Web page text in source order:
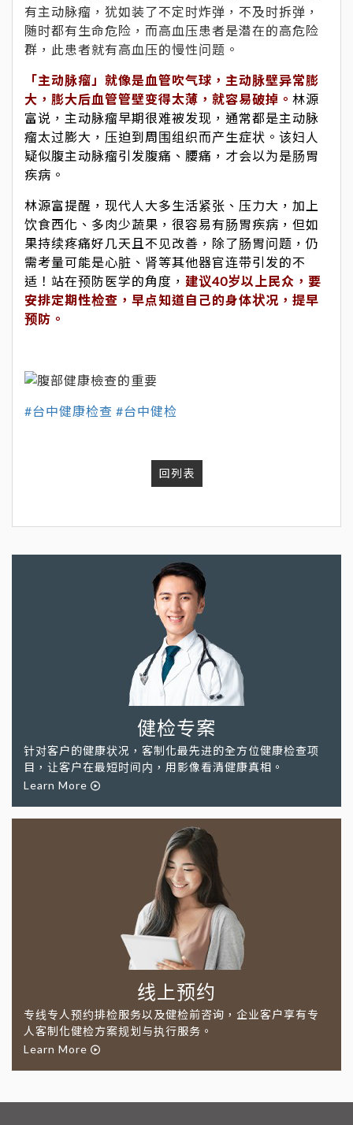
有主动脉瘤，犹如装了不定时炸弹，不及时拆弹，
随时都有生命危险，而高血压患者是潜在的高危险
群，此患者就有高血压的慢性问题。
「主动脉瘤」就像是血管吹气球，主动脉壁异常膨
大，膨大后血管管壁变得太薄，就容易破掉。 林源
富说，主动脉瘤早期很难被发现，通常都是主动脉
瘤太过膨大，压迫到周围组织而产生症状。该妇人
疑似腹主动脉瘤引发腹痛、腰痛，才会以为是肠胃
疾病。
林源富提醒，现代人大多生活紧张、压力大，加上
饮食西化、多肉少蔬果，很容易有肠胃疾病，但如
果持续疼痛好几天且不见改善，除了肠胃问题，仍
需考量可能是心脏、肾等其他器官连带引发的不
适！站在预防医学的角度， 建议40岁以上民众，要
安排定期性检查，早点知道自己的身体状况，提早
预防。
#台中健康检查 #台中健检
回列表
健检专案
针对客户的健康状况，客制化最先进的全方位健康检查项
目，让客户在最短时间内，用影像看清健康真相。
Learn More
线上预约
专线专人预约排检服务以及健检前咨询，企业客户享有专
人客制化健检方案规划与执行服务。
Learn More